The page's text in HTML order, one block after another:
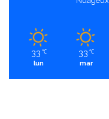
33 ℃
lun
33 ℃
mar